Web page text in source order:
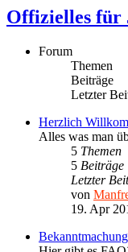
Offizielles für
Forum
Themen
Beiträge
Letzter
Herzlich
Alles was man
5 Themen
5 Beiträge
Letzter
von
19. Apr